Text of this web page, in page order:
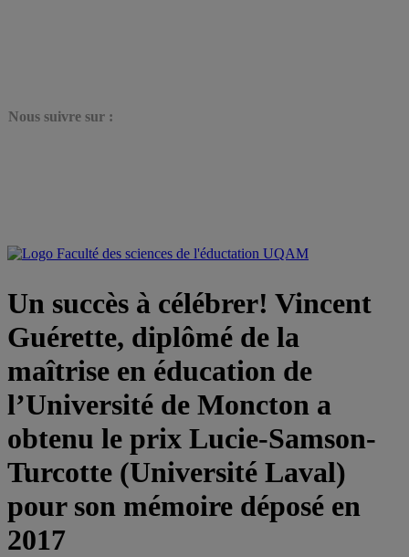
Nous suivre sur :
Un succès à célébrer! Vincent
Guérette, diplômé de la
maîtrise en éducation de
l’Université de Moncton a
obtenu le prix Lucie-Samson-
Turcotte (Université Laval)
pour son mémoire déposé en
2017